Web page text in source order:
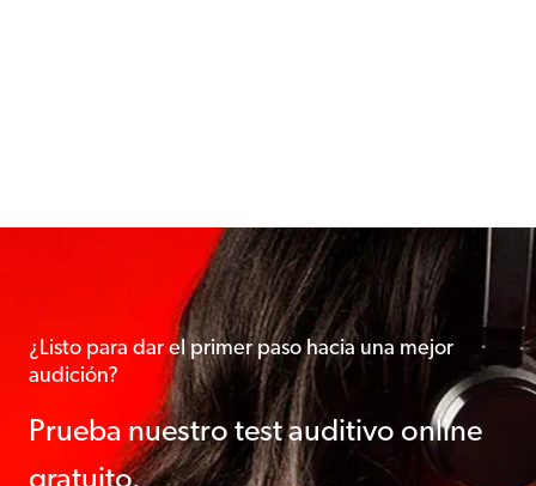
¿Listo para dar el primer paso hacia una mejor
audición?
Prueba nuestro test auditivo online
gratuito.